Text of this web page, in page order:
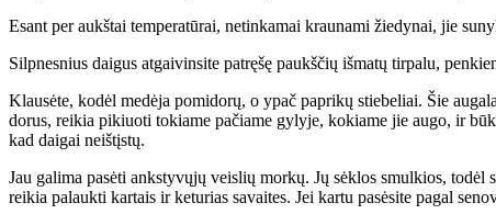
Esant per aukš­tai tem­pe­ra­tū­rai, ne­tin­ka­mai krau­na­mi žie­dy­nai, jie
Sil­pnes­nius dai­gus at­gai­vin­si­te pa­trę­šę paukš­čių iš­ma­tų tir­pa­lu,
Klau­sė­te, ko­dėl me­dė­ja po­mi­do­rų, o ypač pa­pri­kų stie­be­liai. Šie
do­rus, rei­kia pi­kiuo­ti to­kia­me pa­čia­me gy­ly­je, ko­kia­me jie au­go, ir
kad dai­gai ne­iš­tįs­tų.
Jau ga­li­ma pa­sė­ti anks­ty­vų­jų veis­lių mor­kų. Jų sėk­los smul­kios,
rei­kia pa­lauk­ti kar­tais ir ke­tu­rias sa­vai­tes. Jei kar­tu pa­sė­si­te pa­gal